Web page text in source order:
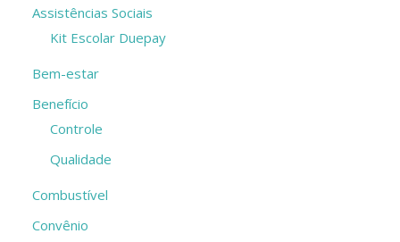
Assistências Sociais
Kit Escolar Duepay
Bem-estar
Benefício
Controle
Qualidade
Combustível
Convênio